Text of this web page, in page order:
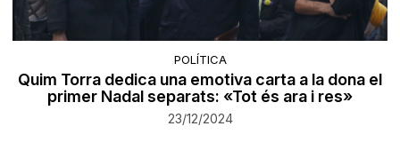
POLÍTICA
Quim Torra dedica una emotiva carta a la dona el
primer Nadal separats: «Tot és ara i res»
23/12/2024